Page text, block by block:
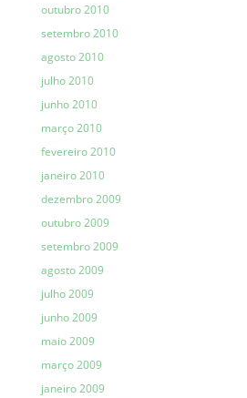
outubro 2010
setembro 2010
agosto 2010
julho 2010
junho 2010
março 2010
fevereiro 2010
janeiro 2010
dezembro 2009
outubro 2009
setembro 2009
agosto 2009
julho 2009
junho 2009
maio 2009
março 2009
janeiro 2009